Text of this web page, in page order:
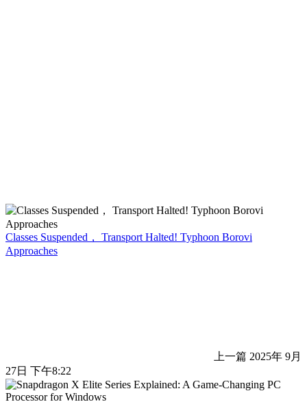
Classes Suspended， Transport Halted! Typhoon Borovi
Approaches
上一篇 2025年 9月
27日 下午8:22